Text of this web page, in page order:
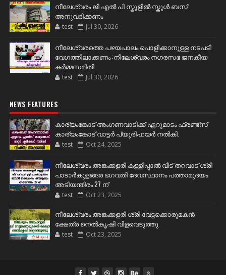
നീലേശ്വരം ജി എൽ പി സ്കൂളിൽ സ്കൂൾ ബസ്
അനുവദിക്കണം
test Jul 30, 2026
നീലേശ്വരത്തെ പഴയപാലം പൊളിക്കാനുള്ള നടപടി
വേഗത്തിലാക്കണം :നീലേശ്വരം നഗരസഭ ജനകീയ
കർമ്മസമിതി
test Jul 30, 2026
NEWS FEATURES
കാര്യംങ്കോട് അംഗണവാടിക്ക് ഏറുമാടം ഫ്രണ്ട്സ്
കാര്യംങ്കോട് വാട്ടർ പ്യൂരിഫയർ നൽകി.
test Oct 24, 2025
നീലേശ്വരം അങ്കക്കളരി കള്ളിപ്പാൽ വീട് തറവാട് ശ്രീ
പാടാർകുളങ്ങര ഭഗവതി ദേവസ്ഥാനം പത്താമുദയം
അടിയന്തിരം 27 ന്
test Oct 23, 2025
നീലേശ്വരം അങ്കക്കളരി ശ്രീ വേട്ടക്കൊരുമകൻ
ക്ഷേത്ര നെൽകൃഷി വിളവെടുത്തു
test Oct 23, 2025